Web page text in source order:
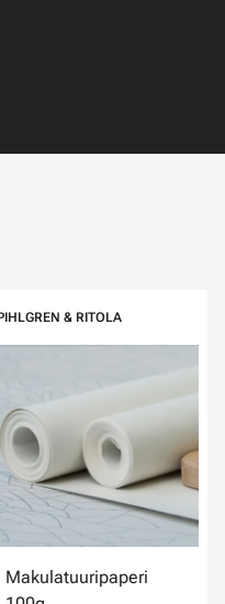
& RITOLA
Makulatuuripaperi